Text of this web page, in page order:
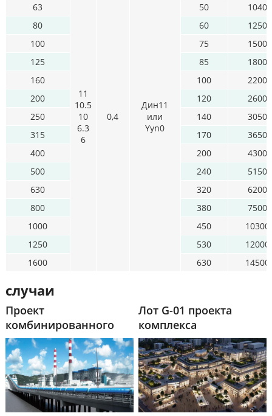
11
10.5
10
6.3
6
0,4
Дин11
или
Yyn0
63
50
1040
80
60
1250
100
75
1500
125
85
1800
160
100
2200
200
120
2600
250
140
3050
315
170
3650
400
200
4300
500
240
5150
630
320
6200
800
380
7500
1000
450
10300
1250
530
12000
1600
630 14500
случаи
Проект
комбинированного
цикла газотурбинной
электростанции SAIF
мощностью 225 МВт,
Пакистан
Лот G-01 проекта
комплекса
Дацзинцзян